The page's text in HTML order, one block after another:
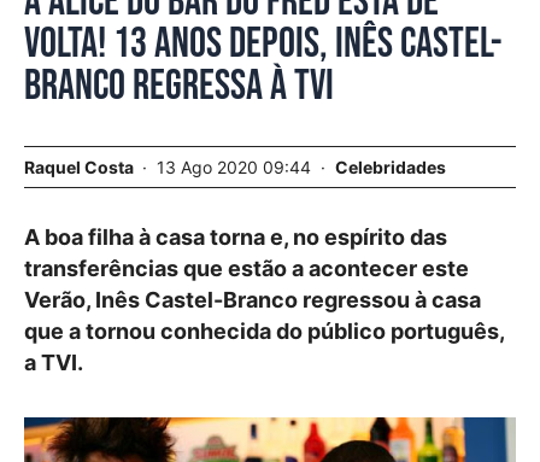
volta! 13 anos depois, Inês Castel-
Branco regressa à TVI
Raquel Costa 13 Ago 2020 09:44 Celebridades
A boa filha à casa torna e, no espírito das
transferências que estão a acontecer este
Verão, Inês Castel-Branco regressou à casa
que a tornou conhecida do público português,
a TVI.